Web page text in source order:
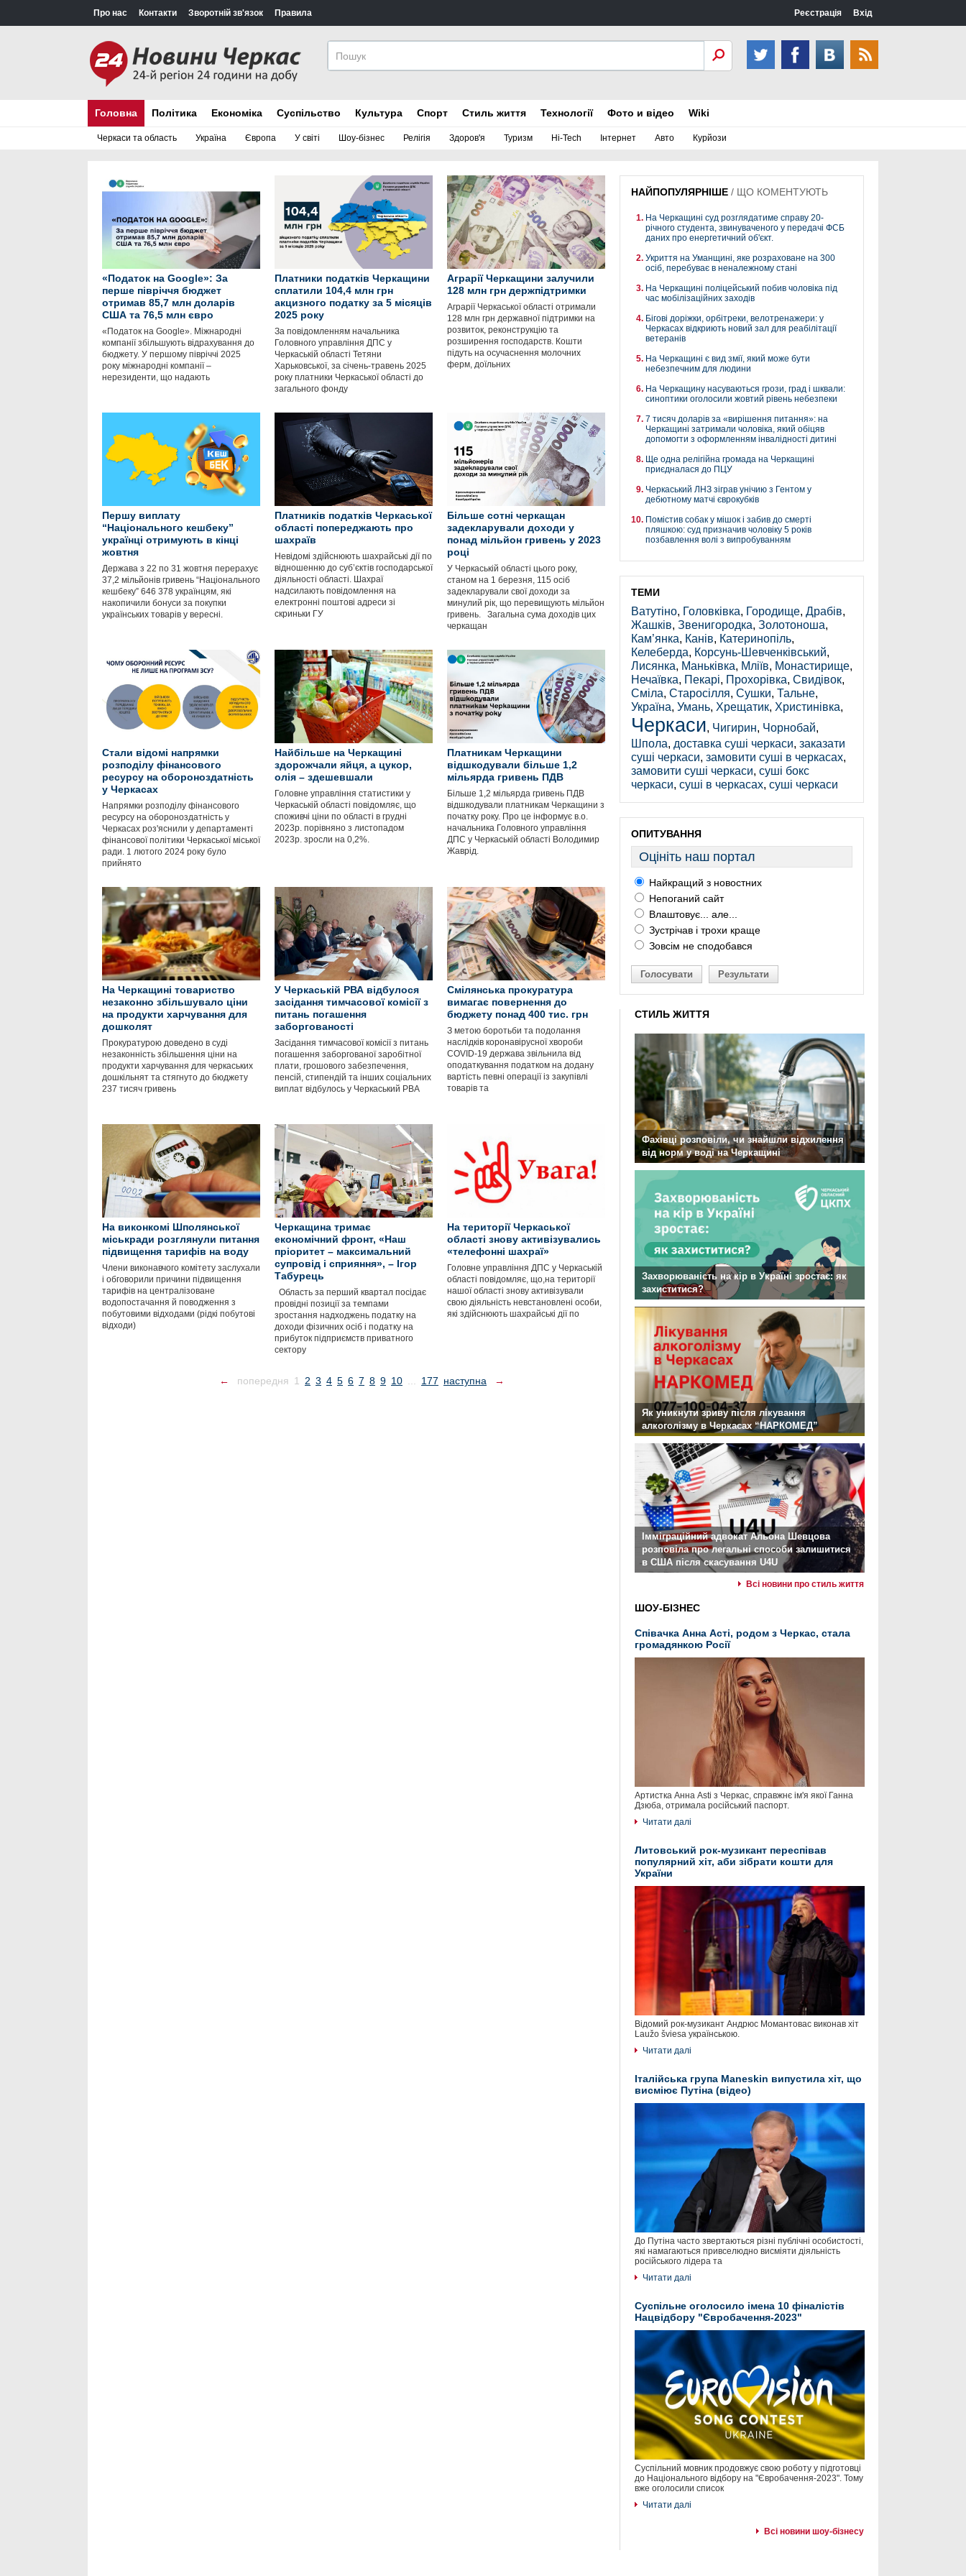
Про нас Контакти Зворотній зв'язок Правила Реєстрація Вхід
Головна
Черкаси та область Україна Європа У світі Шоу-бізнес Релігія Здоров'я Туризм Hi-Tech Інтернет Авто Курйози
Політика Економіка Суспільство Культура Спорт Стиль життя Технології Фото и відео Wiki
«Податок на Google»: За
перше півріччя бюджет
отримав 85,7 млн доларів
США та 76,5 млн євро
«Податок на Google». Міжнародні
компанії збільшують відрахування до
бюджету. У першому півріччі 2025
року міжнародні компанії –
нерезиденти, що надають
Платники податків Черкащини
сплатили 104,4 млн грн
акцизного податку за 5 місяців
2025 року
За повідомленням начальника
Головного управління ДПС у
Черкаській області Тетяни
Харьковської, за січень-травень 2025
року платники Черкаської області до
загального фонду
Аграрії Черкащини залучили
128 млн грн держпідтримки
Аграрії Черкаської області отримали
128 млн грн державної підтримки на
розвиток, реконструкцію та
розширення господарств. Кошти
підуть на осучаснення молочних
ферм, доїльних
Першу виплату
“Національного кешбеку”
українці отримують в кінці
жовтня
Держава з 22 по 31 жовтня перерахує
37,2 мільйонів гривень “Національного
кешбеку” 646 378 українцям, які
накопичили бонуси за покупки
українських товарів у вересні.
Платників податків Черкаської
області попереджають про
шахраїв
Невідомі здійснюють шахрайські дії по
відношенню до суб’єктів господарської
діяльності області. Шахраї
надсилають повідомлення на
електронні поштові адреси зі
скриньки ГУ
Більше сотні черкащан
задекларували доходи у
понад мільйон гривень у 2023
році
У Черкаській області цього року,
станом на 1 березня, 115 осіб
задекларували свої доходи за
минулий рік, що перевищують мільйон
гривень. Загальна сума доходів цих
черкащан
Стали відомі напрямки
розподілу фінансового
ресурсу на обороноздатність
у Черкасах
Напрямки розподілу фінансового
ресурсу на обороноздатність у
Черкасах роз'яснили у департаменті
фінансової політики Черкаської міської
ради. 1 лютого 2024 року було
прийнято
Найбільше на Черкащині
здорожчали яйця, а цукор,
олія – здешевшали
Головне управління статистики у
Черкаській області повідомляє, що
споживчі ціни по області в грудні
2023р. порівняно з листопадом
2023р. зросли на 0,2%.
Платникам Черкащини
відшкодували більше 1,2
мільярда гривень ПДВ
Більше 1,2 мільярда гривень ПДВ
відшкодували платникам Черкащини з
початку року. Про це інформує в.о.
начальника Головного управління
ДПС у Черкаській області Володимир
Жаврід.
На Черкащині товариство
незаконно збільшувало ціни
на продукти харчування для
дошколят
Прокуратурою доведено в суді
незаконність збільшення ціни на
продукти харчування для черкаських
дошкільнят та стягнуто до бюджету
237 тисяч гривень
У Черкаській РВА відбулося
засідання тимчасової комісії з
питань погашення
заборгованості
Засідання тимчасової комісії з питань
погашення заборгованої заробітної
плати, грошового забезпечення,
пенсій, стипендій та інших соціальних
виплат відбулось у Черкаський РВА
Смілянська прокуратура
вимагає повернення до
бюджету понад 400 тис. грн
З метою боротьби та подолання
наслідків коронавірусної хвороби
COVID-19 держава звільнила від
оподаткування податком на додану
вартість певні операції із закупівлі
товарів та
На виконкомі Шполянської
міськради розглянули питання
підвищення тарифів на воду
Члени виконавчого комітету заслухали
і обговорили причини підвищення
тарифів на централізоване
водопостачання й поводження з
побутовими відходами (рідкі побутові
відходи)
Черкащина тримає
економічний фронт, «Наш
пріоритет – максимальний
супровід і сприяння», – Ігор
Табурець
Область за перший квартал посідає
провідні позиції за темпами
зростання надходжень податку на
доходи фізичних осіб і податку на
прибуток підприємств приватного
сектору
На території Черкаської
області знову активізувались
«телефонні шахраї»
Головне управління ДПС у Черкаській
області повідомляє, що,на території
нашої області знову активізували
свою діяльність невстановлені особи,
які здійснюють шахрайські дії по
← попередня 1 2 3 4 5 6 7 8 9 10 177 наступна →
НАЙПОПУЛЯРНІШЕ / ЩО КОМЕНТУЮТЬ
На Черкащині суд розглядатиме справу 20-
річного студента, звинуваченого у передачі ФСБ
даних про енергетичний об'єкт.
Укриття на Уманщині, яке розраховане на 300
осіб, перебуває в неналежному стані
На Черкащині поліцейський побив чоловіка під
час мобілізаційних заходів
Бігові доріжки, орбітреки, велотренажери: у
Черкасах відкриють новий зал для реабілітації
ветеранів
На Черкащині є вид змії, який може бути
небезпечним для людини
На Черкащину насуваються грози, град і шквали:
синоптики оголосили жовтий рівень небезпеки
7 тисяч доларів за «вирішення питання»: на
Черкащині затримали чоловіка, який обіцяв
допомогти з оформленням інвалідності дитині
Ще одна релігійна громада на Черкащині
приєдналася до ПЦУ
Черкаський ЛНЗ зіграв унічию з Гентом у
дебютному матчі єврокубків
Помістив собак у мішок і забив до смерті
пляшкою: суд призначив чоловіку 5 років
позбавлення волі з випробуванням
ТЕМИ
Ватутіно, Головківка, Городище, Драбів,
Жашків, Звенигородка, Золотоноша,
Кам’янка, Канів, Катеринопіль,
Келеберда, Корсунь-Шевченківський,
Лисянка, Маньківка, Мліїв, Монастирище,
Нечаївка, Пекарі, Прохорівка, Свидівок,
Сміла, Старосілля, Сушки, Тальне,
Україна, Умань, Хрещатик, Христинівка,
Черкаси, Чигирин, Чорнобай,
Шпола, доставка суші черкаси, заказати
суші черкаси, замовити суші в черкасах,
замовити суші черкаси, суші бокс
черкаси, суші в черкасах, суші черкаси
ОПИТУВАННЯ
Оцініть наш портал
Найкращий з новостних
Непоганий сайт
Влаштовує... але...
Зустрічав і трохи краще
Зовсім не сподобався
Голосувати Результати
СТИЛЬ ЖИТТЯ
Фахівці розповіли, чи знайшли відхилення
від норм у воді на Черкащині
Захворюваність на кір в Україні зростає: як
захиститися?
Як уникнути зриву після лікування
алкоголізму в Черкасах “НАРКОМЕД”
Імміграційний адвокат Альона Шевцова
розповіла про легальні способи залишитися
в США після скасування U4U
Всі новини про стиль життя
ШОУ-БІЗНЕС
Співачка Анна Асті, родом з Черкас, стала
громадянкою Росії
Артистка Анна Asti з Черкас, справжнє ім'я якої Ганна
Дзюба, отримала російський паспорт.
Читати далі
Литовський рок-музикант переспівав
популярний хіт, аби зібрати кошти для
України
Відомий рок-музикант Андрюс Момантовас виконав хіт
Laužo šviesa українською.
Читати далі
Італійська група Maneskin випустила хіт, що
висміює Путіна (відео)
До Путіна часто звертаються різні публічні особистості,
які намагаються привселюдно висміяти діяльність
російського лідера та
Читати далі
Суспільне оголосило імена 10 фіналістів
Нацвідбору "Євробачення-2023"
Суспільний мовник продовжує свою роботу у підготовці
до Національного відбору на "Євробачення-2023". Тому
вже оголосили список
Читати далі
Всі новини шоу-бізнесу